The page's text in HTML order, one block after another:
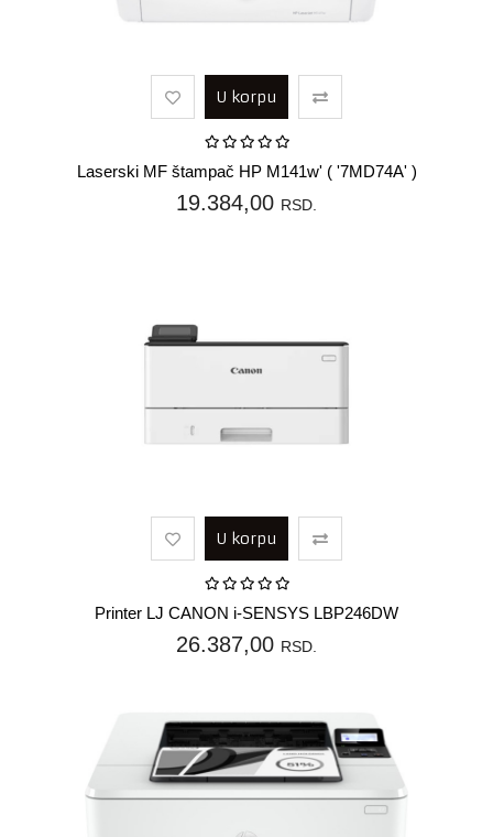
U korpu
Laserski MF štampač HP M141w' ( '7MD74A' )
19.384,00 RSD.
U korpu
Printer LJ CANON i-SENSYS LBP246DW
26.387,00 RSD.